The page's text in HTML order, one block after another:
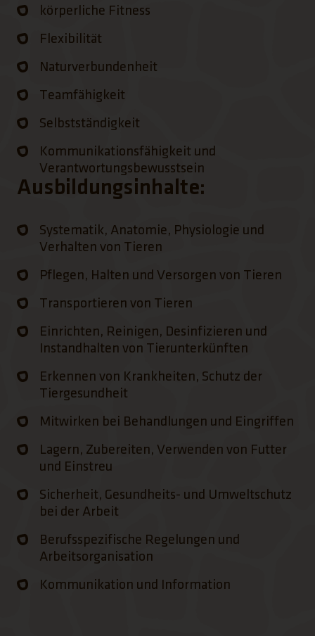
körperliche Fitness
Flexibilität
Naturverbundenheit
Teamfähigkeit
Selbstständigkeit
Kommunikationsfähigkeit und
Verantwortungsbewusstsein
Ausbildungsinhalte:
Systematik, Anatomie, Physiologie und
Verhalten von Tieren
Pflegen, Halten und Versorgen von Tieren
Transportieren von Tieren
Einrichten, Reinigen, Desinfizieren und
Instandhalten von Tierunterkünften
Erkennen von Krankheiten, Schutz der
Tiergesundheit
Mitwirken bei Behandlungen und Eingriffen
Lagern, Zubereiten, Verwenden von Futter
und Einstreu
Sicherheit, Gesundheits- und Umweltschutz
bei der Arbeit
Berufsspezifische Regelungen und
Arbeitsorganisation
Kommunikation und Information